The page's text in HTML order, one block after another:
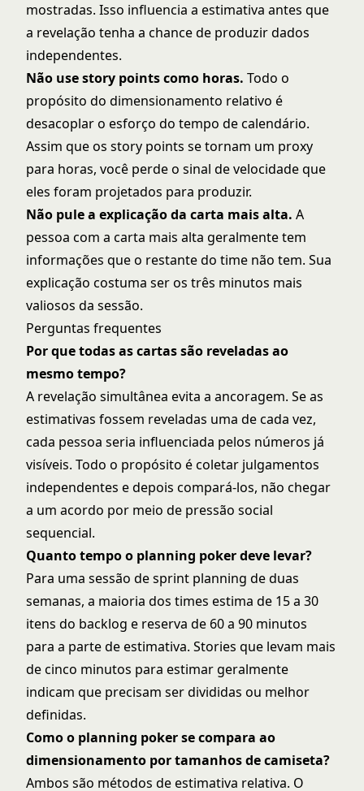
mostradas. Isso influencia a estimativa antes que
a revelação tenha a chance de produzir dados
independentes.
Não use story points como horas. Todo o
propósito do dimensionamento relativo é
desacoplar o esforço do tempo de calendário.
Assim que os story points se tornam um proxy
para horas, você perde o sinal de velocidade que
eles foram projetados para produzir.
Não pule a explicação da carta mais alta. A
pessoa com a carta mais alta geralmente tem
informações que o restante do time não tem. Sua
explicação costuma ser os três minutos mais
valiosos da sessão.
Perguntas frequentes
Por que todas as cartas são reveladas ao
mesmo tempo?
A revelação simultânea evita a ancoragem. Se as
estimativas fossem reveladas uma de cada vez,
cada pessoa seria influenciada pelos números já
visíveis. Todo o propósito é coletar julgamentos
independentes e depois compará-los, não chegar
a um acordo por meio de pressão social
sequencial.
Quanto tempo o planning poker deve levar?
Para uma sessão desprint planning de duas
semanas, a maioria dos times estima de 15 a 30
itens do backlog e reserva de 60 a 90 minutos
para a parte de estimativa. Stories que levam mais
de cinco minutos para estimar geralmente
indicam que precisam ser divididas ou melhor
definidas.
Como o planning poker se compara ao
dimensionamento por tamanhos de camiseta?
Ambos são métodos de estimativa relativa. O